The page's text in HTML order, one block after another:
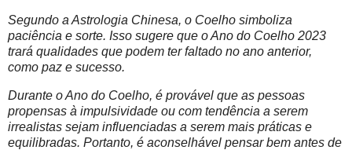
Segundo a Astrologia Chinesa, o Coelho simboliza
paciência e sorte. Isso sugere que o Ano do Coelho 2023
trará qualidades que podem ter faltado no ano anterior,
como paz e sucesso.
Durante o Ano do Coelho, é provável que as pessoas
propensas à impulsividade ou com tendência a serem
irrealistas sejam influenciadas a serem mais práticas e
equilibradas. Portanto, é aconselhável pensar bem antes de